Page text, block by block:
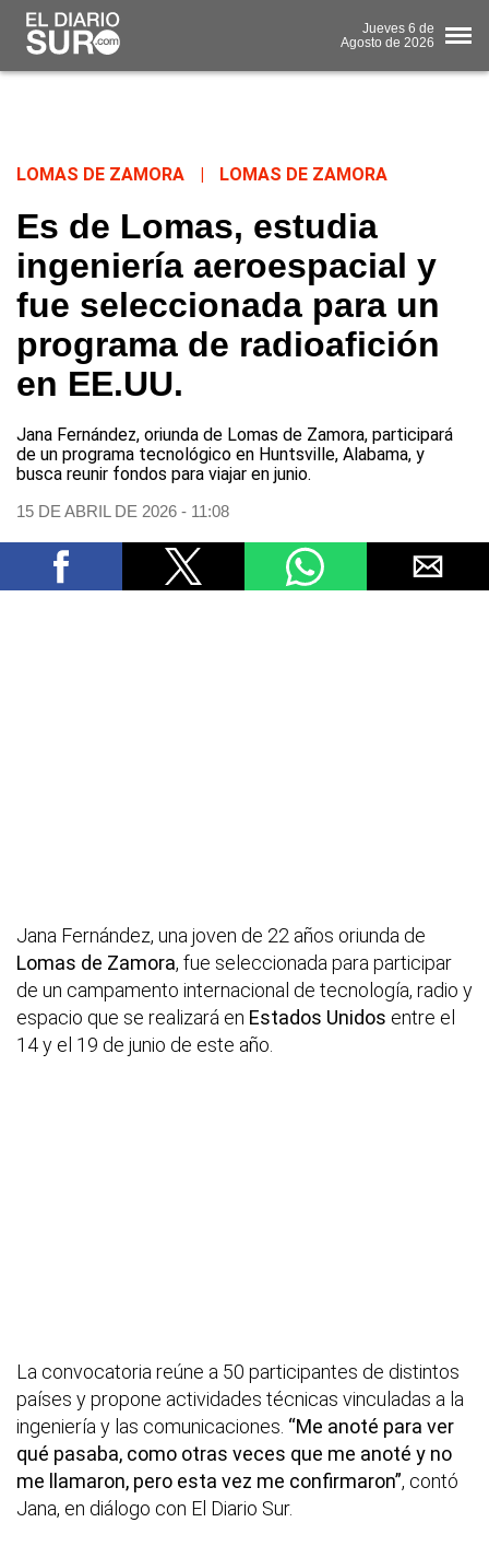
Jueves 6 de
Agosto de 2026
LOMAS DE ZAMORA LOMAS DE ZAMORA
Es de Lomas, estudia
ingeniería aeroespacial y
fue seleccionada para un
programa de radioafición
en EE.UU.
Jana Fernández, oriunda de Lomas de Zamora, participará
de un programa tecnológico en Huntsville, Alabama, y
busca reunir fondos para viajar en junio.
15 DE ABRIL DE 2026 - 11:08
Jana Fernández, una joven de 22 años oriunda de
Lomas de Zamora, fue seleccionada para participar
de un campamento internacional de tecnología, radio y
espacio que se realizará en Estados Unidos entre el
14 y el 19 de junio de este año.
La convocatoria reúne a 50 participantes de distintos
países y propone actividades técnicas vinculadas a la
ingeniería y las comunicaciones. “Me anoté para ver
qué pasaba, como otras veces que me anoté y no
me llamaron, pero esta vez me confirmaron”, contó
Jana, en diálogo con El Diario Sur.